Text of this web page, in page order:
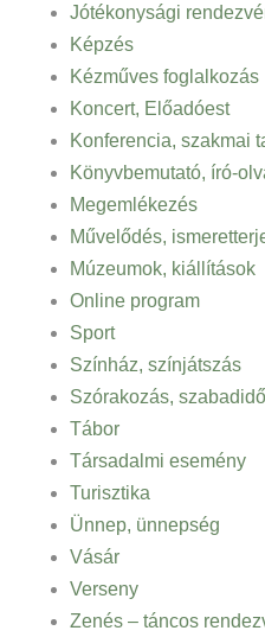
Jótékonysági
Képzés
Kézműves foglalkozás
Koncert, Előadóest
Konferencia, szakmai
Könyvbemutató, író-
Megemlékezés
Művelődés,
Múzeumok, kiállítások
Online program
Sport
Színház, színjátszás
Szórakozás, szabadidő
Tábor
Társadalmi esemény
Turisztika
Ünnep, ünnepség
Vásár
Verseny
Zenés – táncos